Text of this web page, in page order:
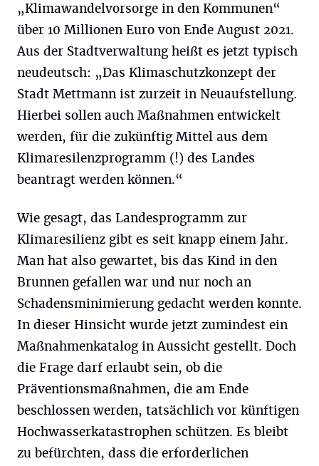
„Klimawandelvorsorge in den Kommunen“
über 10 Millionen Euro von Ende August 2021.
Aus der Stadtverwaltung heißt es jetzt typisch
neudeutsch: „Das Klimaschutzkonzept der
Stadt Mettmann ist zurzeit in Neuaufstellung.
Hierbei sollen auch Maßnahmen entwickelt
werden, für die zukünftig Mittel aus dem
Klimaresilenzprogramm (!) des Landes
beantragt werden können.“
Wie gesagt, das Landesprogramm zur
Klimaresilienz gibt es seit knapp einem Jahr.
Man hat also gewartet, bis das Kind in den
Brunnen gefallen war und nur noch an
Schadensminimierung gedacht werden konnte.
In dieser Hinsicht wurde jetzt zumindest ein
Maßnahmenkatalog in Aussicht gestellt. Doch
die Frage darf erlaubt sein, ob die
Präventionsmaßnahmen, die am Ende
beschlossen werden, tatsächlich vor künftigen
Hochwasserkatastrophen schützen. Es bleibt
zu befürchten, dass die erforderlichen